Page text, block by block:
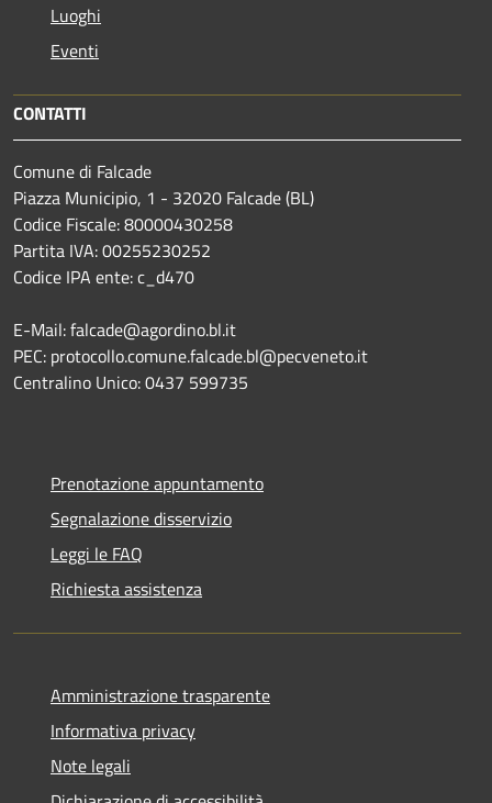
Luoghi
Eventi
CONTATTI
Comune di Falcade
Piazza Municipio, 1 - 32020 Falcade (BL)
Codice Fiscale: 80000430258
Partita IVA: 00255230252
Codice IPA ente: c_d470
E-Mail: falcade@agordino.bl.it
PEC: protocollo.comune.falcade.bl@pecveneto.it
Centralino Unico: 0437 599735
Prenotazione appuntamento
Segnalazione disservizio
Leggi le FAQ
Richiesta assistenza
Amministrazione trasparente
Informativa privacy
Note legali